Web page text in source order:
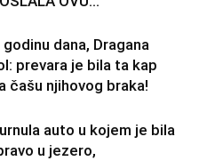
dana, Dragana
prevara je bila ta kap
čašu njihovog braka!
auto u kojem je bila
u jezero,